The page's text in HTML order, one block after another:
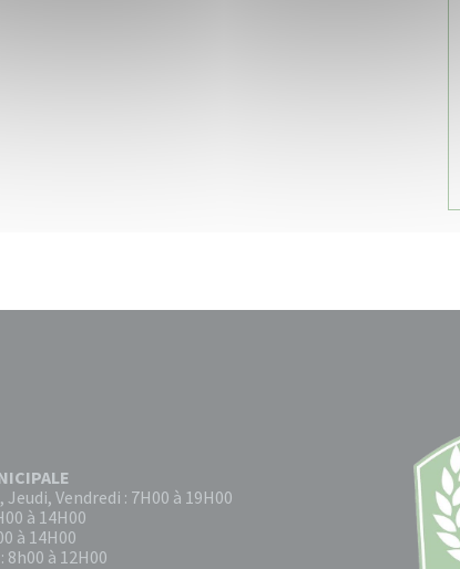
Jeudi, Vendredi : 7H00 à 19H00
à 14H00
à 14H00
à 12H00